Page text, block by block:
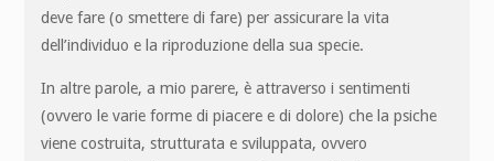
deve fare (o smettere di fare) per assicurare la vita
dell’individuo e la riproduzione della sua specie.
In altre parole, a mio parere, è attraverso i sentimenti
(ovvero le varie forme di piacere e di dolore) che la psiche
viene costruita, strutturata e sviluppata, ovvero